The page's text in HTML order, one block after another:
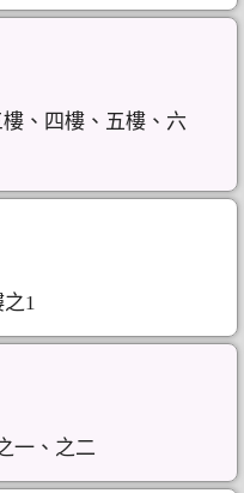
、四樓、五樓、六
1
一、之二